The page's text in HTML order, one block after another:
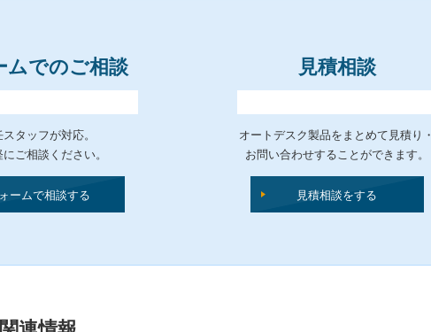
ムでのご相談
タッフが対応。
ご相談ください。
ームで相談する
見積相談
オートデスク製品をまとめて見積り・
お問い合わせすることができます。
見積相談をする